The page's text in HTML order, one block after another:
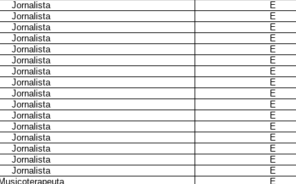
Jornalista E
Jornalista E
Jornalista E
Jornalista E
Jornalista E
Jornalista E
Jornalista E
Jornalista E
Jornalista E
Jornalista E
Jornalista E
Jornalista E
Jornalista E
Jornalista E
Jornalista E
Jornalista E
Musicoterapeuta E